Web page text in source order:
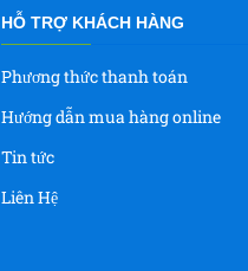
HỖ TRỢ KHÁCH HÀNG
Phương thức thanh toán
Hướng dẫn mua hàng online
Tin tức
Liên Hệ